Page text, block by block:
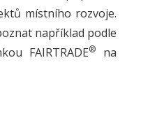
místního rozvoje.
například podle
FAIRTRADE®
na